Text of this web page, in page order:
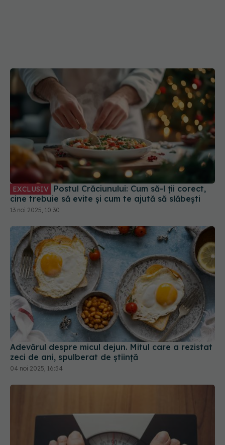
EXCLUSIV Postul Crăciunului: Cum să-l ții corect,
cine trebuie să evite și cum te ajută să slăbești
13 noi 2025, 10:30
Adevărul despre micul dejun. Mitul care a rezistat
zeci de ani, spulberat de știință
04 noi 2025, 16:54